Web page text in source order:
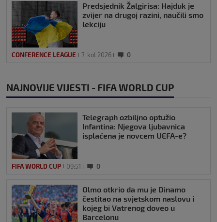
Predsjednik Žalgirisa: Hajduk je
zvijer na drugoj razini, naučili smo
lekciju
CONFERENCE LEAGUE 7. kol 2026 0
NAJNOVIJE VIJESTI - FIFA WORLD CUP
Telegraph ozbiljno optužio
Infantina: Njegova ljubavnica
isplaćena je novcem UEFA-e?
FIFA WORLD CUP 09:51 0
Olmo otkrio da mu je Dinamo
čestitao na svjetskom naslovu i
kojeg bi Vatrenog doveo u
Barcelonu